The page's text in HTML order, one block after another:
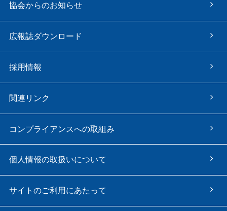
協会からのお知らせ
広報誌ダウンロード
採用情報
関連リンク
コンプライアンスへの取組み
個人情報の取扱いについて
サイトのご利用にあたって